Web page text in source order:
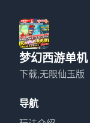
梦幻西游单机
下载,无限仙玉版
导航